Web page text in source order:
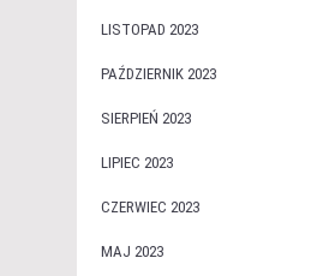
LISTOPAD 2023
PAŹDZIERNIK 2023
SIERPIEŃ 2023
LIPIEC 2023
CZERWIEC 2023
MAJ 2023